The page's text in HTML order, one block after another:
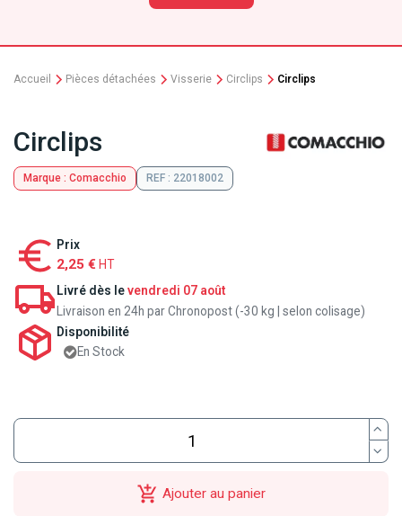
Accueil Pièces détachées Visserie Circlips Circlips
Circlips
Marque : Comacchio REF : 22018002
Prix
2,25 € HT
Livré dès levendredi 07 août
Livraison en 24h par Chronopost (-30 kg | selon colisage)
Disponibilité
En Stock
Ajouter au panier